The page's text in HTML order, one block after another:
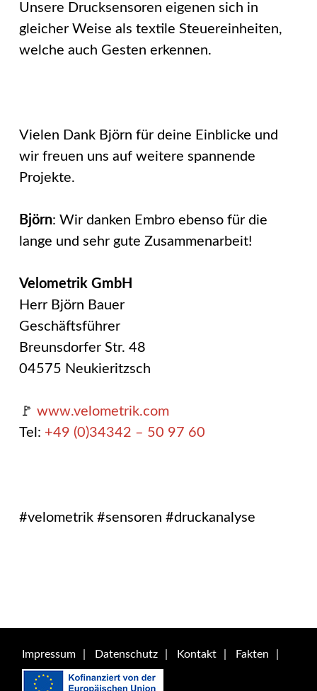
Unsere Drucksensoren eigenen sich in
gleicher Weise als textile Steuereinheiten,
welche auch Gesten erkennen.
Vielen Dank Björn für deine Einblicke und
wir freuen uns auf weitere spannende
Projekte.
Björn: Wir danken Embro ebenso für die
lange und sehr gute Zusammenarbeit!
Velometrik GmbH
Herr Björn Bauer
Geschäftsführer
Breunsdorfer Str. 48
04575 Neukieritzsch
🚩 www.velometrik.com
Tel: +49 (0)34342 – 50 97 60
#velometrik #sensoren #druckanalyse
Impressum Datenschutz Kontakt Fakten